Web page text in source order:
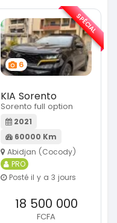
6
KIA Sorento
Sorento full option
2021
60000 Km
Abidjan (Cocody)
PRO
Posté il y a 3 jours
18 500 000
FCFA
SPÉCIAL